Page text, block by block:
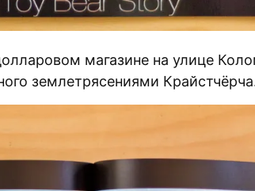
магазине на улице
землетрясениями